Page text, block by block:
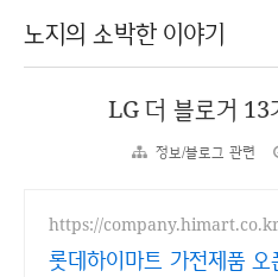
노지의 소박한 이야기
LG 더 블로거 13
정보/블로그 관련
https://company.himart.co.kr/
롯데하이마트 가전제품 오